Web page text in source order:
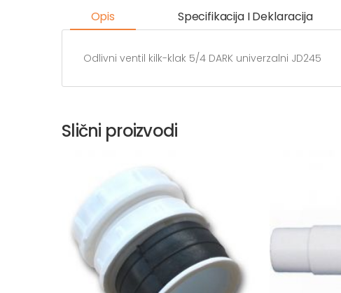
Opis Specifikacija I Deklaracija
Odlivni ventil kilk-klak 5/4 DARK univerzalni JD245
Slični proizvodi